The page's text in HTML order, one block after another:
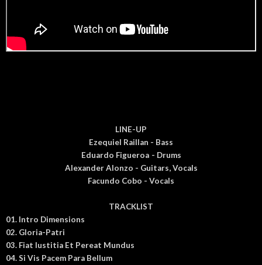
LINE-UP
Ezequiel Raillan - Bass
Eduardo Figueroa - Drums
Alexander Alonzo - Guitars, Vocals
Facundo Cobo - Vocals
TRACKLIST
01. Intro Dimensions
02. Gloria-Patri
03. Fiat Iustitia Et Pereat Mundus
04. Si Vis Pacem Para Bellum